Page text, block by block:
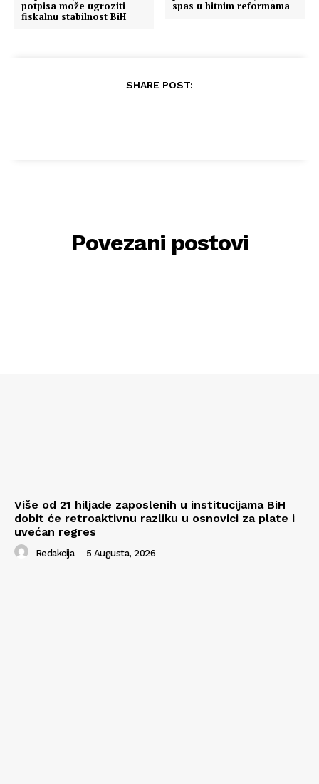
potpisa može ugroziti
fiskalnu stabilnost BiH
spas u hitnim reformama
SHARE POST:
Povezani postovi
Više od 21 hiljade zaposlenih u institucijama BiH
dobit će retroaktivnu razliku u osnovici za plate i
uvećan regres
Redakcija - 5 Augusta, 2026